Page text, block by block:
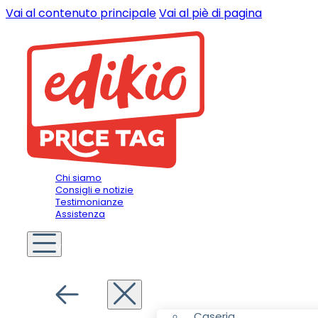
Vai al contenuto principaleVai al piè di pagina
Chi siamo
Consigli e notizie
Testimonianze
Assistenza
Voi siete